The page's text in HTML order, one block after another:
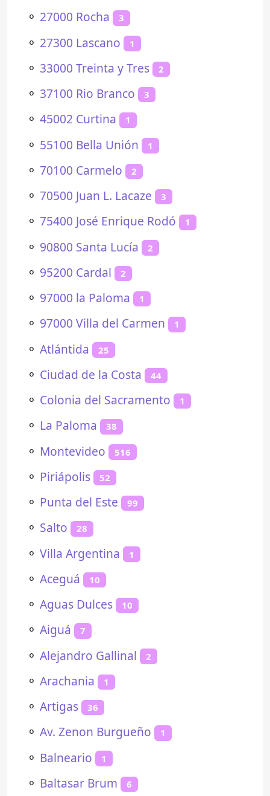
⚬ 27000 Rocha 3
⚬ 27300 Lascano 1
⚬ 33000 Treinta y Tres 2
⚬ 37100 Rio Branco 3
⚬ 45002 Curtina 1
⚬ 55100 Bella Unión 1
⚬ 70100 Carmelo 2
⚬ 70500 Juan L. Lacaze 3
⚬ 75400 José Enrique Rodó 1
⚬ 90800 Santa Lucía 2
⚬ 95200 Cardal 2
⚬ 97000 la Paloma 1
⚬ 97000 Villa del Carmen 1
⚬ Atlántida 25
⚬ Ciudad de la Costa 44
⚬ Colonia del Sacramento 1
⚬ La Paloma 38
⚬ Montevideo 516
⚬ Piriápolis 52
⚬ Punta del Este 99
⚬ Salto 28
⚬ Villa Argentina 1
⚬ Aceguá 10
⚬ Aguas Dulces 10
⚬ Aiguá 7
⚬ Alejandro Gallinal 2
⚬ Arachania 1
⚬ Artigas 36
⚬ Av. Zenon Burgueño 1
⚬ Balneario 1
⚬ Baltasar Brum 6